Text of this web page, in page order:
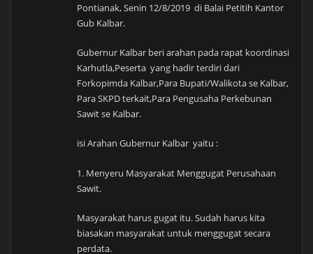
Pontianak, Senin 12/8/2019 di Balai Petitih Kantor
Gub Kalbar.
Gubernur Kalbar beri arahan pada rapat koordinasi
Karhutla,Peserta yang hadir terdiri dari
Forkopimda Kalbar,Para Bupati/Walikota se Kalbar,
Para SKPD terkait,Para Pengusaha Perkebunan
Sawit se Kalbar.
isi Arahan Gubernur Kalbar yaitu :
1. Menyeru Masyarakat Menggugat Perusahaan
Sawit.
Masyarakat harus gugat itu. Sudah harus kita
biasakan masyarakat untuk menggugat secara
perdata.